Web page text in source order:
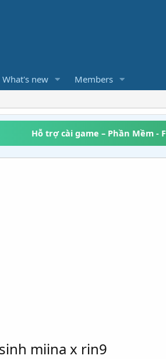
What's new Members
Hỗ trợ cài game – Phần Mềm -
miina x rin9